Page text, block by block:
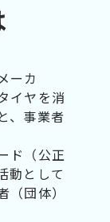
ーカ
イヤを消
、事業者
ド（公正
動として
団体）